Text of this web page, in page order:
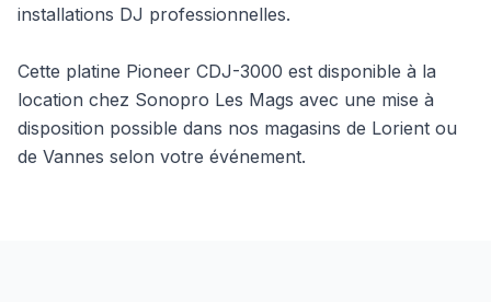
installations DJ professionnelles.
Cette platine Pioneer CDJ-3000 est disponible à la
location chez Sonopro Les Mags avec une mise à
disposition possible dans nos magasins de Lorient ou
de Vannes selon votre événement.